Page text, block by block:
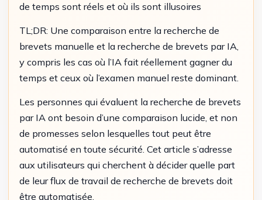
de temps sont réels et où ils sont illusoires
TL;DR: Une comparaison entre la recherche de
brevets manuelle et la recherche de brevets par IA,
y compris les cas où l’IA fait réellement gagner du
temps et ceux où l’examen manuel reste dominant.
Les personnes qui évaluent la recherche de brevets
par IA ont besoin d’une comparaison lucide, et non
de promesses selon lesquelles tout peut être
automatisé en toute sécurité. Cet article s’adresse
aux utilisateurs qui cherchent à décider quelle part
de leur flux de travail de recherche de brevets doit
être automatisée.